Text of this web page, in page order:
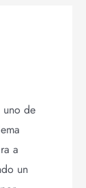
uno de
a
un